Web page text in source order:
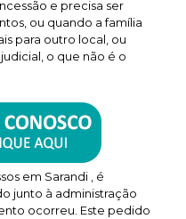
e precisa ser
ou quando a família
para outro local, ou
o que não é o
em Sarandi , é
junto à administração
ocorreu. Este pedido